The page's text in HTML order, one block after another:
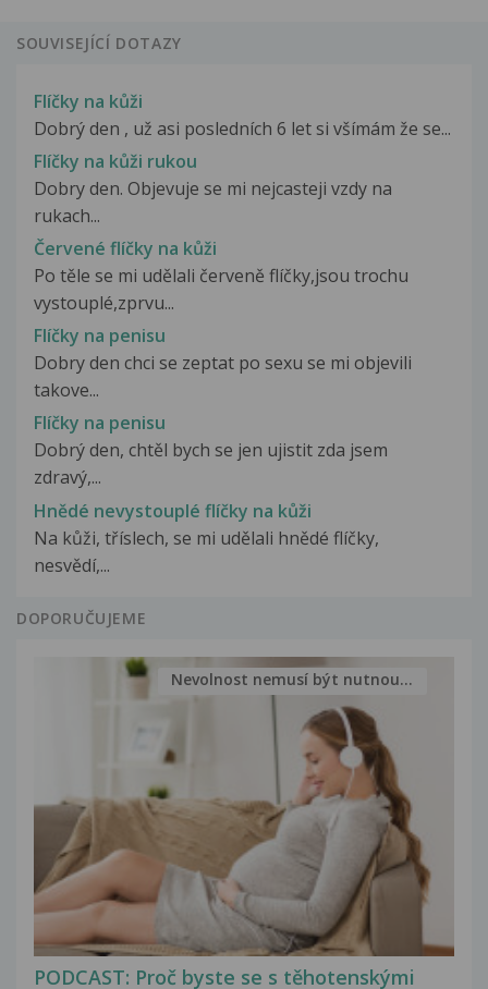
SOUVISEJÍCÍ DOTAZY
Flíčky na kůži
Dobrý den , už asi posledních 6 let si všímám že se...
Flíčky na kůži rukou
Dobry den. Objevuje se mi nejcasteji vzdy na
rukach...
Červené flíčky na kůži
Po těle se mi udělali červeně flíčky,jsou trochu
vystouplé,zprvu...
Flíčky na penisu
Dobry den chci se zeptat po sexu se mi objevili
takove...
Flíčky na penisu
Dobrý den, chtěl bych se jen ujistit zda jsem
zdravý,...
Hnědé nevystouplé flíčky na kůži
Na kůži, tříslech, se mi udělali hnědé flíčky,
nesvědí,...
DOPORUČUJEME
PODCAST: Proč byste se s těhotenskými
Nevolnost nemusí být nutnou...